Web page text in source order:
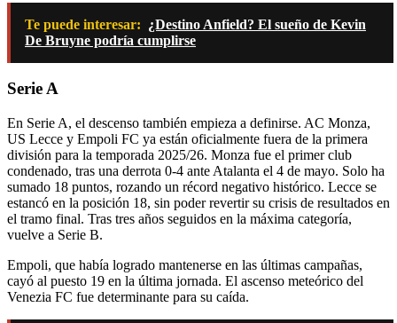
Te puede interesar: ¿Destino Anfield? El sueño de Kevin
De Bruyne podría cumplirse
Serie A
En Serie A, el descenso también empieza a definirse. AC Monza,
US Lecce y Empoli FC ya están oficialmente fuera de la primera
división para la temporada 2025/26. Monza fue el primer club
condenado, tras una derrota 0-4 ante Atalanta el 4 de mayo. Solo ha
sumado 18 puntos, rozando un récord negativo histórico. Lecce se
estancó en la posición 18, sin poder revertir su crisis de resultados en
el tramo final. Tras tres años seguidos en la máxima categoría,
vuelve a Serie B.
Empoli, que había logrado mantenerse en las últimas campañas,
cayó al puesto 19 en la última jornada. El ascenso meteórico del
Venezia FC fue determinante para su caída.